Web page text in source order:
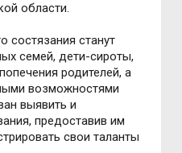
области.
состязания станут
семей, дети-сироты,
родителей, а
возможностями
выявить и
предоставив им
свои таланты